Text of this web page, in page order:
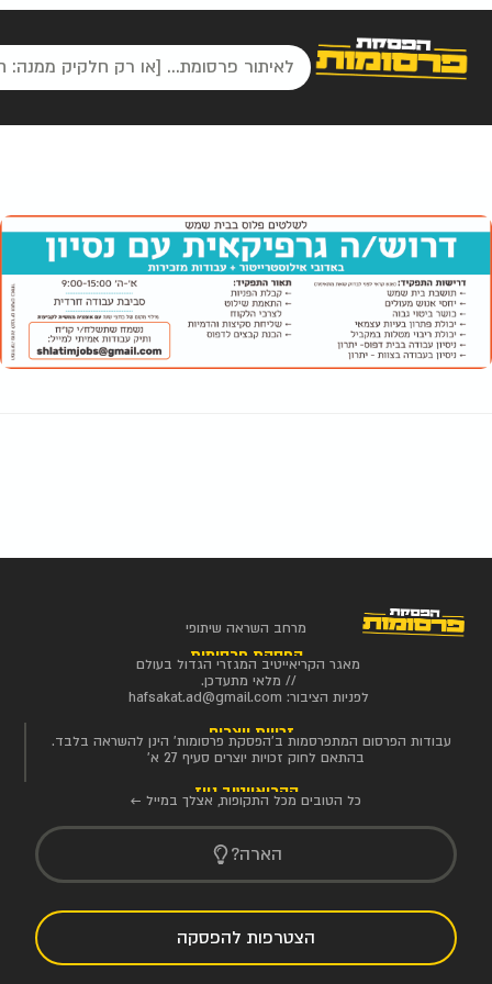
מרחב השראה שיתופי
הפסקת פרסומות
מאגר הקריאייטיב המגזרי הגדול בעולם
// מלאי מתעדכן.
לפניות הציבור: hafsakat.ad@gmail.com
זכויות יוצרים
עבודות הפרסום המתפרסמות ב'הפסקת פרסומות' הינן להשראה בלבד.
בהתאם לחוק זכויות יוצרים סעיף 27 א'
הקריאייטיב ניוז
כל הטובים מכל התקופות, אצלך במייל ←
הארה?
הצטרפות להפסקה